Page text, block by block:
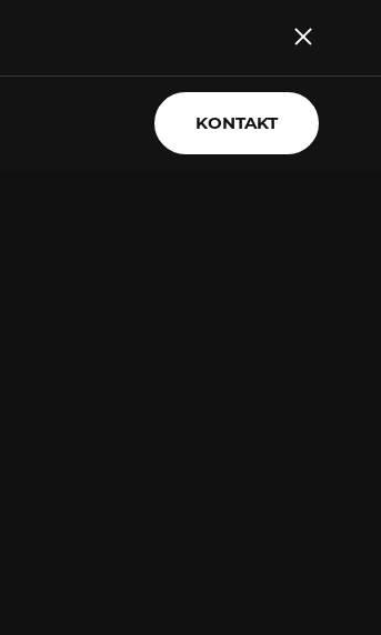
KONTAKT